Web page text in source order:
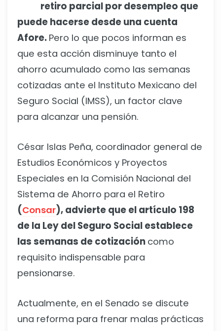
retiro parcial por desempleo que
puede hacerse desde una cuenta
Afore. Pero lo que pocos informan es
que esta acción disminuye tanto el
ahorro acumulado como las semanas
cotizadas ante el Instituto Mexicano del
Seguro Social (IMSS), un factor clave
para alcanzar una pensión.
César Islas Peña, coordinador general de
Estudios Económicos y Proyectos
Especiales en la Comisión Nacional del
Sistema de Ahorro para el Retiro
(Consar), advierte que el artículo 198
de la Ley del Seguro Social establece
las semanas de cotización como
requisito indispensable para
pensionarse.
Actualmente, en el Senado se discute
una reforma para frenar malas prácticas